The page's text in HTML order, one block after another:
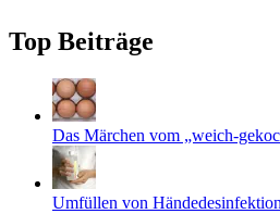
Top Beiträge
Das Märchen vom „weich-
Umfüllen von